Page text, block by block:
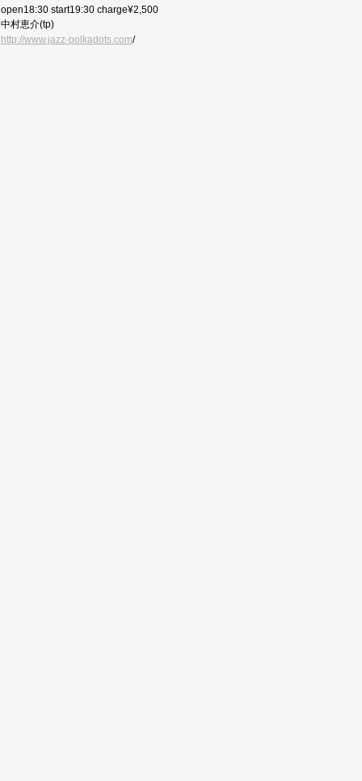
open18:30 start19:30 charge¥2,500
中村恵介(tp)
http://www.jazz-polkadots.com/